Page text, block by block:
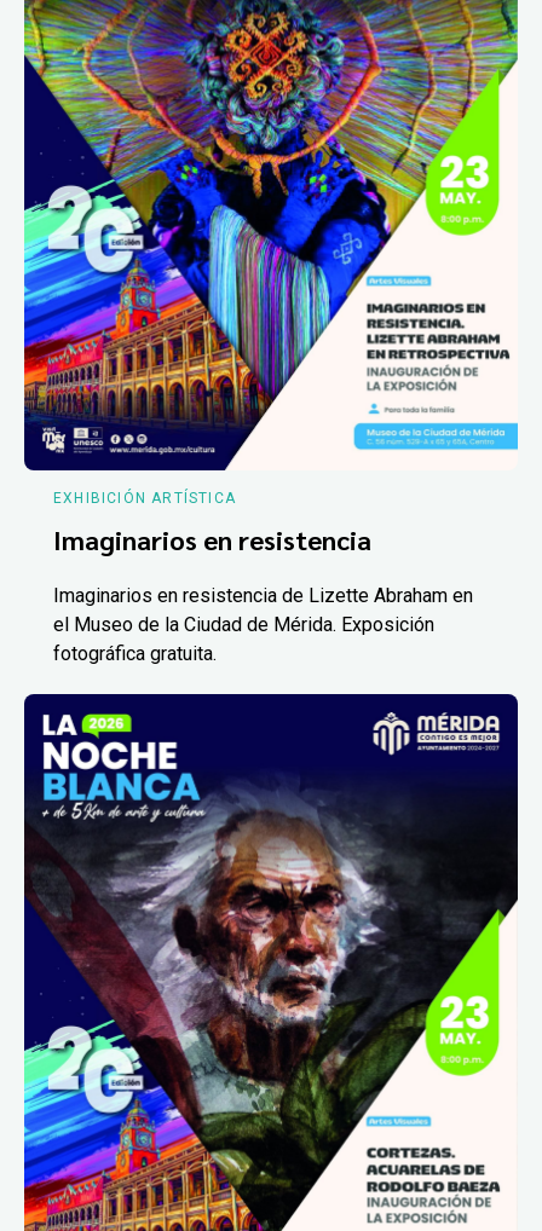
EXHIBICIÓN ARTÍSTICA
Imaginarios en resistencia
Imaginarios en resistencia de Lizette Abraham en
el Museo de la Ciudad de Mérida. Exposición
fotográfica gratuita.